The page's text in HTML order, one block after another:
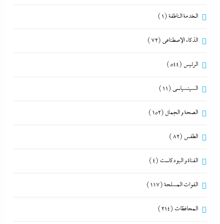
الخدمة الناطقة(1)
الذكاء الإصطناعي (72)
الرئيس (544)
السينسياسي (11)
الصحة و الجمال (152)
الطقس (82)
القناة و البودكاست (4)
القوات المسلحة(117)
المحافظات (214)